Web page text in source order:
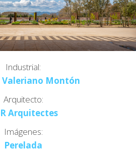
Industrial:
Valeriano Montón
Arquitecto:
Arquitectes
Imágenes:
Perelada